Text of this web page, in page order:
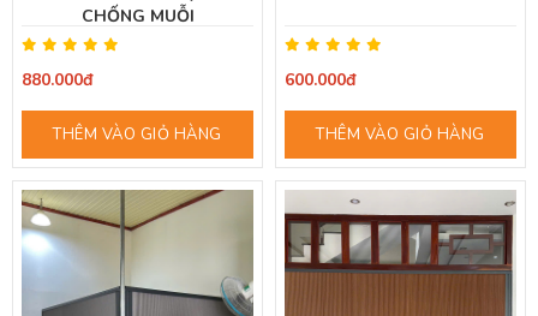
CHỐNG MUỖI
880.000đ
THÊM VÀO GIỎ HÀNG
600.000đ
THÊM VÀO GIỎ HÀNG